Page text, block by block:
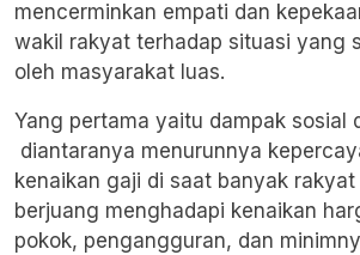
mencerminkan empati dan
wakil rakyat terhadap situasi yang
oleh masyarakat luas.
Yang pertama yaitu dampak sosial
diantaranya menurunnya
kenaikan gaji di saat banyak
berjuang menghadapi kenaikan
pokok, pengangguran, dan